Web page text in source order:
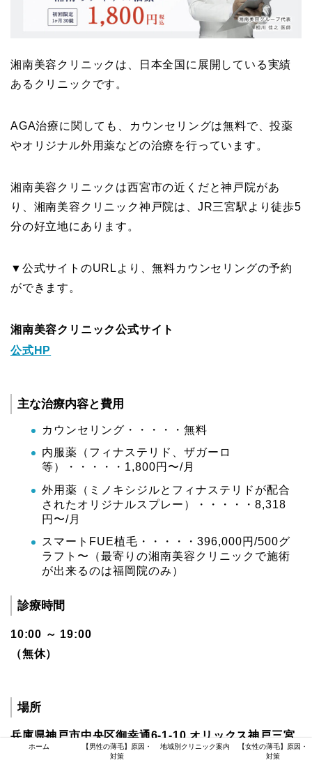
湘南美容クリニックは、日本全国に展開している実績
あるクリニックです。
AGA治療に関しても、カウンセリングは無料で、投薬
やオリジナル外用薬などの治療を行っています。
湘南美容クリニックは西宮市の近くだと神戸院があ
り、湘南美容クリニック神戸院は、JR三宮駅より徒歩5
分の好立地にあります。
▼公式サイトのURLより、無料カウンセリングの予約
ができます。
湘南美容クリニック公式サイト
公式HP
主な治療内容と費用
カウンセリング・・・・・無料
内服薬（フィナステリド、ザガーロ
等）・・・・・1,800円〜/月
外用薬（ミノキシジルとフィナステリドが配合
されたオリジナルスプレー）・・・・・8,318
円〜/月
スマートFUE植毛・・・・・396,000円/500グ
ラフト〜（最寄りの湘南美容クリニックで施術
が出来るのは福岡院のみ）
診療時間
10:00 ～ 19:00
（無休）
場所
兵庫県神戸市中央区御幸通6-1-10 オリックス神戸三宮
（JR三宮駅より徒歩5分）
ホーム
【男性の薄毛】原因・
対策
地域別クリニック案内
【女性の薄毛】原因・
対策